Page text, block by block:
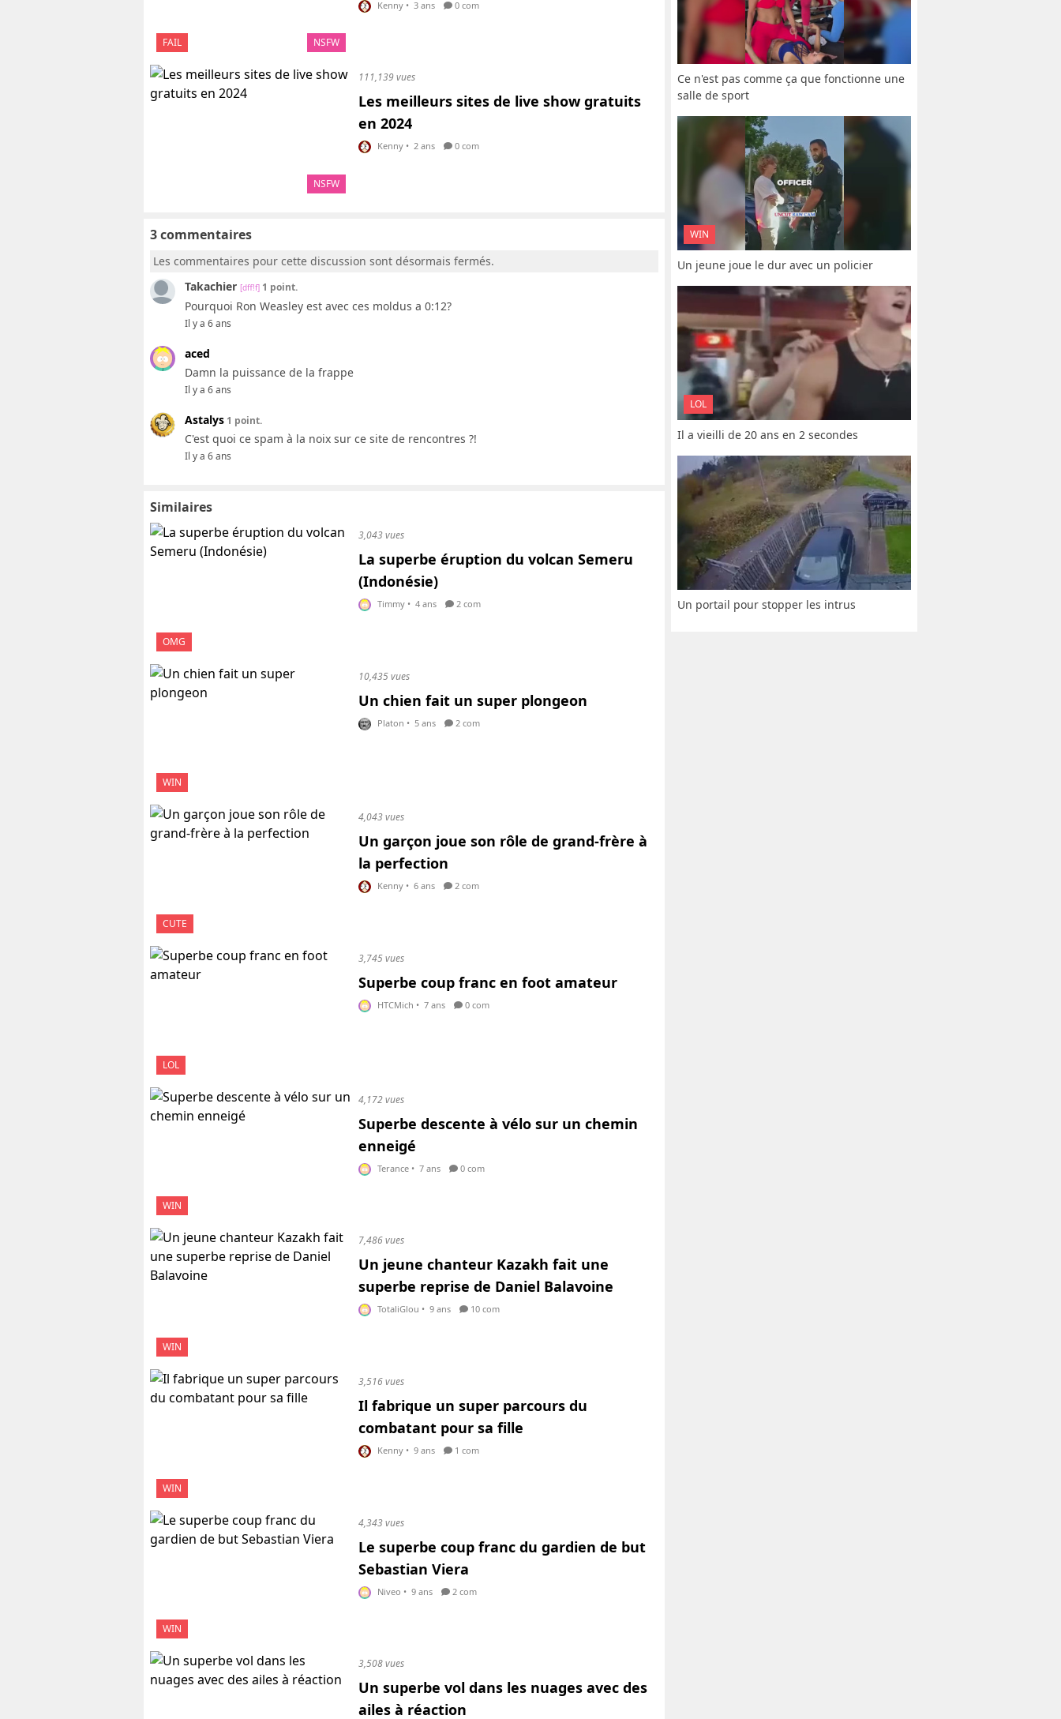
FAIL NSFW
Kenny • 3 ans 0 com
NSFW
111,139 vues
Les meilleurs sites de live show gratuits
en 2024
Kenny • 2 ans 0 com
3 commentaires
Les commentaires pour cette discussion sont désormais fermés.
Takachier [dff!f] 1 point.
Pourquoi Ron Weasley est avec ces moldus a 0:12?
Il y a 6 ans
aced
Damn la puissance de la frappe
Il y a 6 ans
Astalys 1 point.
C'est quoi ce spam à la noix sur ce site de rencontres ?!
Il y a 6 ans
Similaires
OMG
3,043 vues
La superbe éruption du volcan Semeru
(Indonésie)
Timmy • 4 ans 2 com
WIN
10,435 vues
Un chien fait un super plongeon
Platon • 5 ans 2 com
CUTE
4,043 vues
Un garçon joue son rôle de grand-frère à
la perfection
Kenny • 6 ans 2 com
LOL
3,745 vues
Superbe coup franc en foot amateur
HTCMich • 7 ans 0 com
WIN
4,172 vues
Superbe descente à vélo sur un chemin
enneigé
Terance • 7 ans 0 com
WIN
7,486 vues
Un jeune chanteur Kazakh fait une
superbe reprise de Daniel Balavoine
TotaliGlou • 9 ans 10 com
WIN
3,516 vues
Il fabrique un super parcours du
combatant pour sa fille
Kenny • 9 ans 1 com
WIN
4,343 vues
Le superbe coup franc du gardien de but
Sebastian Viera
Niveo • 9 ans 2 com
3,508 vues
Un superbe vol dans les nuages avec des
ailes à réaction
Ce n'est pas comme ça que fonctionne une
salle de sport
WIN
Un jeune joue le dur avec un policier
LOL
Il a vieilli de 20 ans en 2 secondes
Un portail pour stopper les intrus